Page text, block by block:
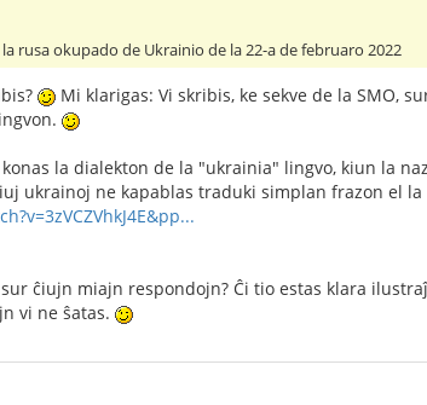
rusa okupado de Ukrainio de la 22-a de februaro 2022
Mi klarigas: Vi skribis, ke sekve de la SMO,
la dialekton de la "ukrainia" lingvo, kiun la
ukrainoj ne kapablas traduki simplan frazon el
ĉiujn miajn respondojn? Ĉi tio estas klara
vi ne ŝatas.